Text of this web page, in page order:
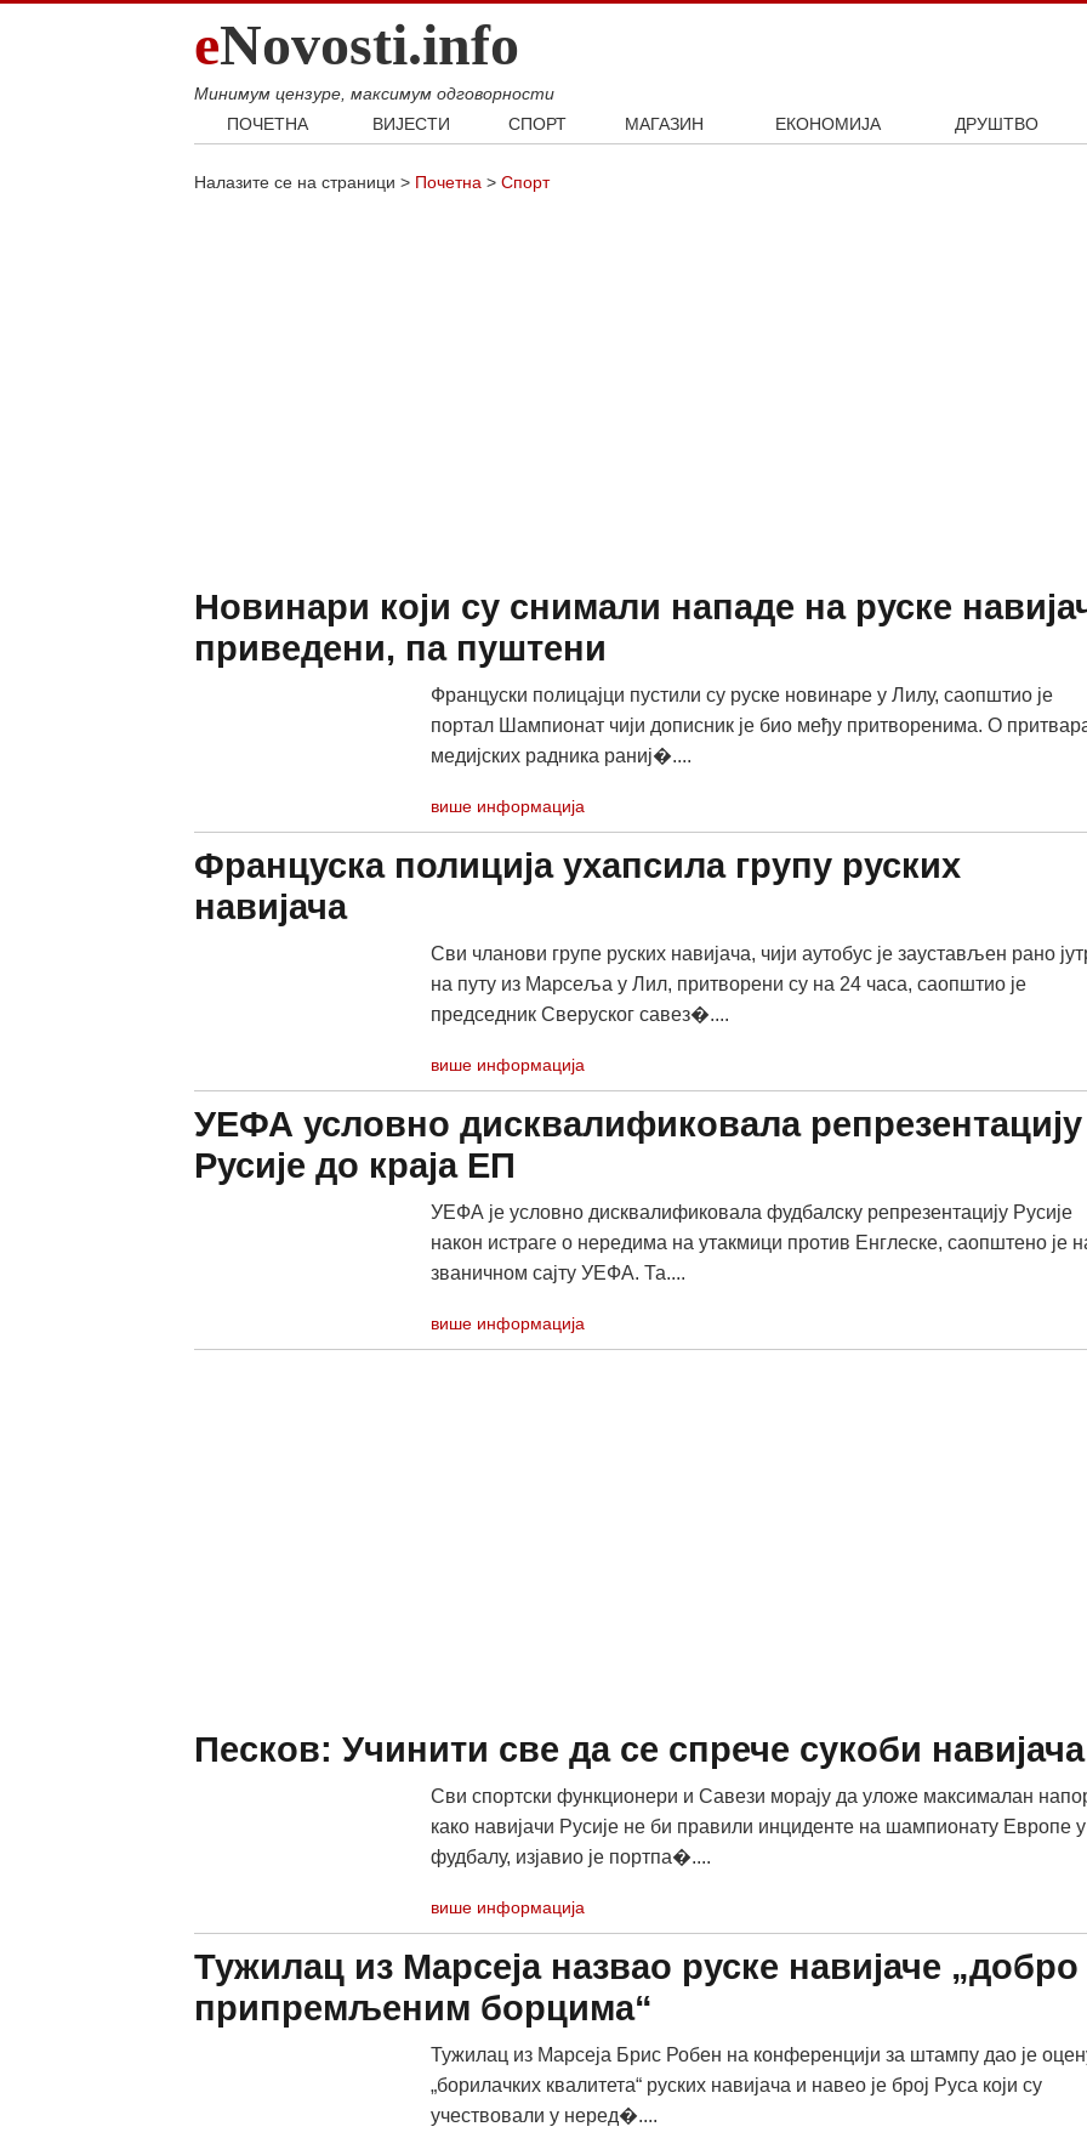
eNovosti.info
Минимум цензуре, максимум одговорности
ПОЧЕТНА
ВИЈЕСТИ
Балкан
СПОРТ
Кошарка
МАГАЗИН
ЕКОНОМИЈА
ДРУШТВО
Налазите се на страници > Почетна > Спорт
Новинари који су снимали нападе на руске
приведени, па пуштени
Француски полицајци пустили су руске новинаре у Лилу, саопштио је
портал Шампионат чији дописник је био међу притворенима. О
медијских радника раниј�....
више информација
Француска полиција ухапсила групу руских
навијача
Сви чланови групе руских навијача, чији аутобус је заустављен рано
на путу из Марсеља у Лил, притворени су на 24 часа, саопштио је
председник Сверуског савез�....
више информација
УЕФА условно дисквалификовала репрезентацију
Русије до краја ЕП
УЕФА је условно дисквалификовала фудбалску репрезентацију Русије
након истраге о нередима на утакмици против Енглеске, саопштено је
званичном сајту УЕФА. Та....
више информација
Песков: Учинити све да се спрече сукоби навијача
Сви спортски функционери и Савези морају да уложе максималан
како навијачи Русије не би правили инциденте на шампионату Европе у
фудбалу, изјавио је портпа�....
више информација
Тужилац из Марсеја назвао руске навијаче „добро
припремљеним борцима“
Тужилац из Марсеја Брис Робен на конференцији за штампу дао је
„борилачких квалитета“ руских навијача и навео је број Руса који су
учествовали у неред�....